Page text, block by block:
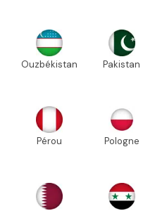
Ouzbékistan Pakistan
Pérou Pologne